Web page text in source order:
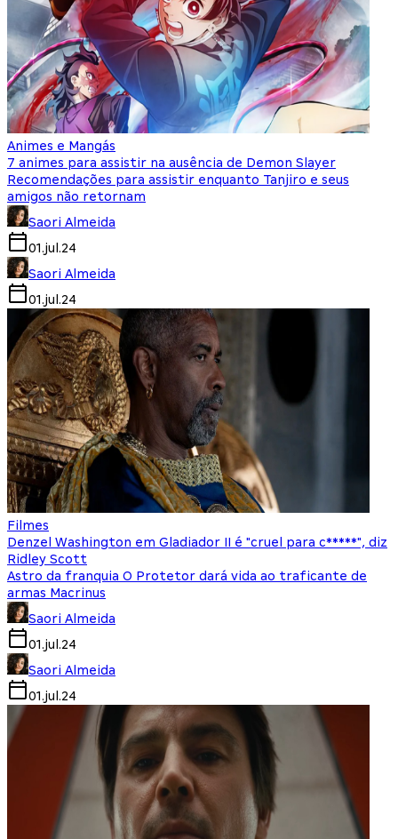
Animes e Mangás
7 animes para assistir na ausência de Demon Slayer
Recomendações para assistir enquanto Tanjiro e seus
amigos não retornam
Saori Almeida
01.jul.24
Saori Almeida
01.jul.24
Filmes
Denzel Washington em Gladiador II é "cruel para c*****", diz
Ridley Scott
Astro da franquia O Protetor dará vida ao traficante de
armas Macrinus
Saori Almeida
01.jul.24
Saori Almeida
01.jul.24